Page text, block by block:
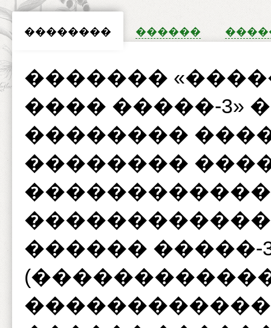
�������� ������
�������
���� �����-3»
��������
��������
������ �����-